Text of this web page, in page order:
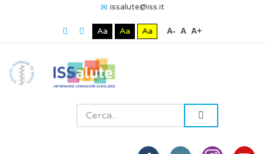
issalute@iss.it
Aa Aa Aa A- A A+